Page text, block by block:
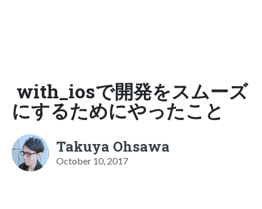
with_iosで開発をスムーズ
にするためにやったこと
Takuya Ohsawa
October 10, 2017